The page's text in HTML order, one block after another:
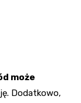
może
Dodatkowo,